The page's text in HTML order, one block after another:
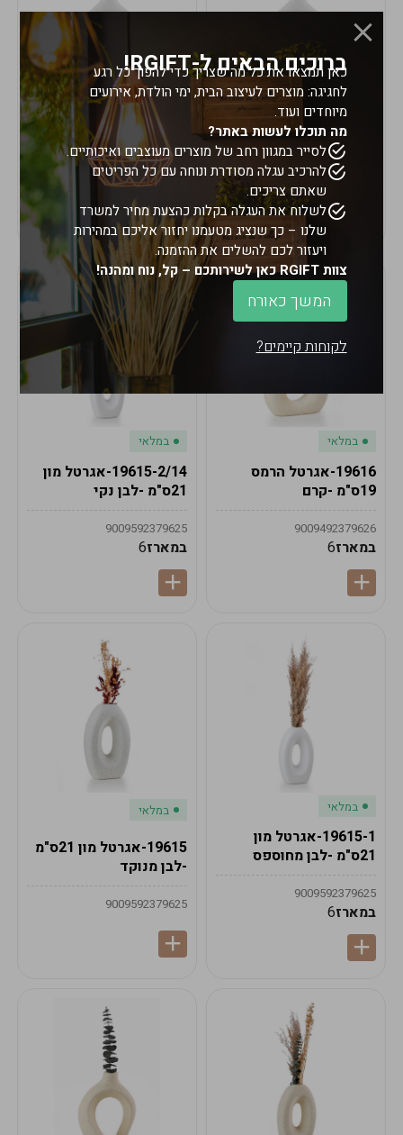
אזל המלאי
19617-2/17-אגרטל
הרמס 19ס"מ -לבן נקי
9009492379626
במארז6
במלאי
19617/6-אגרטל הרמס
9009492379626
במארז6
במלאי
19616-אגרטל הרמס
19ס"מ -קרם
9009492379626
במארז6
במלאי
19615-2/14-אגרטל מון
21ס"מ -לבן נקי
9009592379625
במארז6
במלאי
19615-1-אגרטל מון
21ס"מ -לבן מחוספס
9009592379625
במארז6
במלאי
19615-אגרטל מון 21ס"מ
-לבן מנוקד
9009592379625
ברוכים הבאים ל-RGIFT!
כאן תמצאו את כל מה שצריך כדי להפוך כל רגע
לחגיגה: מוצרים לעיצוב הבית, ימי הולדת, אירועים
מיוחדים ועוד.
מה תוכלו לעשות באתר?
לסייר במגוון רחב של מוצרים מעוצבים ואיכותיים.
להרכיב עגלה מסודרת ונוחה עם כל הפריטים
שאתם צריכים.
לשלוח את העגלה בקלות כהצעת מחיר למשרד
שלנו – כך שנציג מטעמנו יחזור אליכם במהירות
ויעזור לכם להשלים את ההזמנה.
צוות RGIFT כאן לשירותכם – קל, נוח ומהנה!
המשך כאורח
לקוחות קיימים?